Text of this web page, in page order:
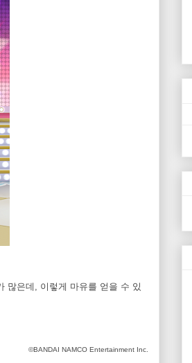
많은데, 이렇게 마유를 얻을 수 있
©BANDAI NAMCO Entertainment Inc.